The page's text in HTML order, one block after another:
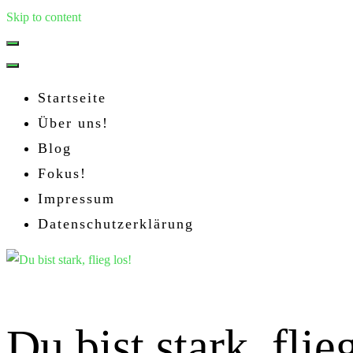
Skip to content
Startseite
Über uns!
Blog
Fokus!
Impressum
Datenschutzerklärung